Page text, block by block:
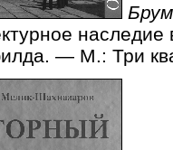
— М.: Три